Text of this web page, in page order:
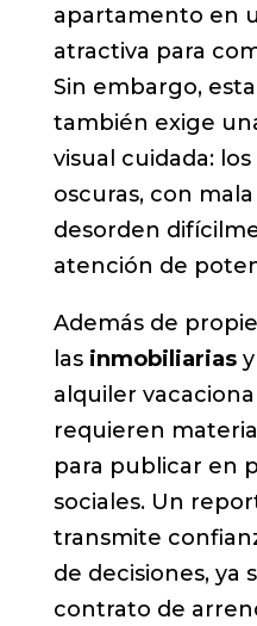
apartamento en
atractiva para
Sin embargo,
también exige
visual cuidada:
oscuras, con
desorden
atención de
Además de
las inmobiliariasy
alquiler
requieren
para publicar en
sociales. Un
transmite
de decisiones, ya
contrato de